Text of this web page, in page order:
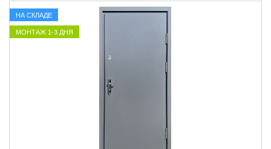
НА СКЛАДЕ
МОНТАЖ 1-3 ДНЯ